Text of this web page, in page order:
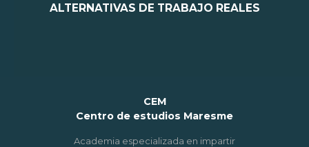
ALTERNATIVAS DE TRABAJO REALES
CEM
Centro de estudios Maresme
Academia especializada en impartir